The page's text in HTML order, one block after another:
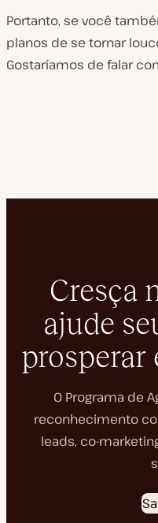
Portanto, se você
planos de se tornar
Gostaríamos de falar
Cresça
ajude
prosperar
O Programa de
reconhecimento
leads, co-